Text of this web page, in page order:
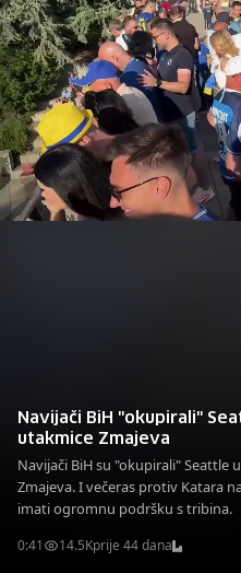
Navijači BiH "okupirali"
utakmice Zmajeva
Navijači BiH su "okupirali" Seattle
Zmajeva. I večeras protiv Katara
imati ogromnu podršku s tribina.
0:41 14.5Kprije 44 dana